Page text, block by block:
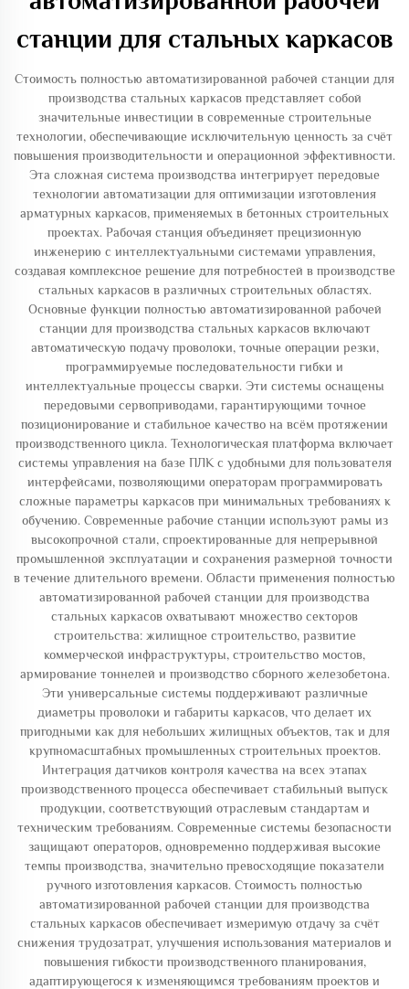
станции для стальных каркасов
Стоимость полностью автоматизированной рабочей станции для
производства стальных каркасов представляет собой
значительные инвестиции в современные строительные
технологии, обеспечивающие исключительную ценность за счёт
повышения производительности и операционной эффективности.
Эта сложная система производства интегрирует передовые
технологии автоматизации для оптимизации изготовления
арматурных каркасов, применяемых в бетонных строительных
проектах. Рабочая станция объединяет прецизионную
инженерию с интеллектуальными системами управления,
создавая комплексное решение для потребностей в производстве
стальных каркасов в различных строительных областях.
Основные функции полностью автоматизированной рабочей
станции для производства стальных каркасов включают
автоматическую подачу проволоки, точные операции резки,
программируемые последовательности гибки и
интеллектуальные процессы сварки. Эти системы оснащены
передовыми сервоприводами, гарантирующими точное
позиционирование и стабильное качество на всём протяжении
производственного цикла. Технологическая платформа включает
системы управления на базе ПЛК с удобными для пользователя
интерфейсами, позволяющими операторам программировать
сложные параметры каркасов при минимальных требованиях к
обучению. Современные рабочие станции используют рамы из
высокопрочной стали, спроектированные для непрерывной
промышленной эксплуатации и сохранения размерной точности
в течение длительного времени. Области применения полностью
автоматизированной рабочей станции для производства
стальных каркасов охватывают множество секторов
строительства: жилищное строительство, развитие
коммерческой инфраструктуры, строительство мостов,
армирование тоннелей и производство сборного железобетона.
Эти универсальные системы поддерживают различные
диаметры проволоки и габариты каркасов, что делает их
пригодными как для небольших жилищных объектов, так и для
крупномасштабных промышленных строительных проектов.
Интеграция датчиков контроля качества на всех этапах
производственного процесса обеспечивает стабильный выпуск
продукции, соответствующий отраслевым стандартам и
техническим требованиям. Современные системы безопасности
защищают операторов, одновременно поддерживая высокие
темпы производства, значительно превосходящие показатели
ручного изготовления каркасов. Стоимость полностью
автоматизированной рабочей станции для производства
стальных каркасов обеспечивает измеримую отдачу за счёт
снижения трудозатрат, улучшения использования материалов и
повышения гибкости производственного планирования,
адаптирующегося к изменяющимся требованиям проектов и